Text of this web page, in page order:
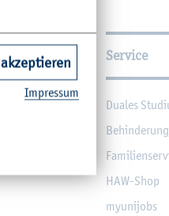
Service
Dua­les
HAW-Shop
myu­ni­jobs
Im­pres­sum